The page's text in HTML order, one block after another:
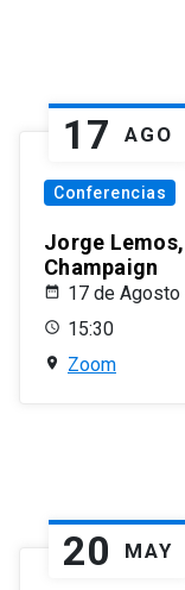
17 AGO
Conferencias
Jorge
Champaign
17 de Agosto
15:30
Zoom
20 MAY